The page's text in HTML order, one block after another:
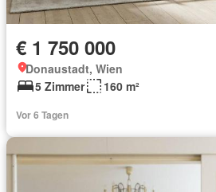
€ 1 750 000
Donaustadt, Wien
5 Zimmer
160 m²
Vor 6 Tagen